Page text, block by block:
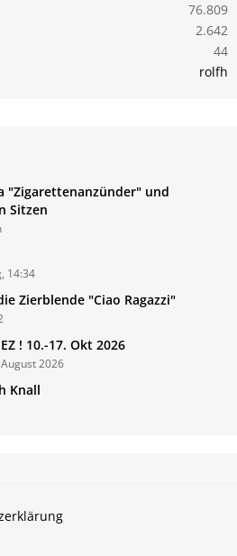
76.809
2.642
44
rolfh
"Zigarettenanzünder" und
Sitzen
14:34
Zierblende "Ciao Ragazzi"
! 10.-17. Okt 2026
2026
Knall